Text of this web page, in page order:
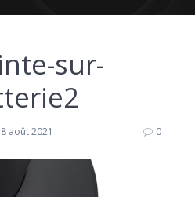
sur-
août 2021 0